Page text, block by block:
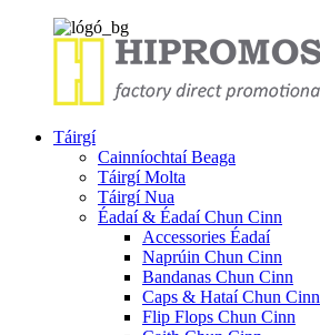
Táirgí
Cainníochtaí Beaga
Táirgí Molta
Táirgí Nua
Éadaí & Éadaí Chun Cinn
Accessories Éadaí
Naprúin Chun Cinn
Bandanas Chun Cinn
Caps & Hataí Chun Cinn
Flip Flops Chun Cinn